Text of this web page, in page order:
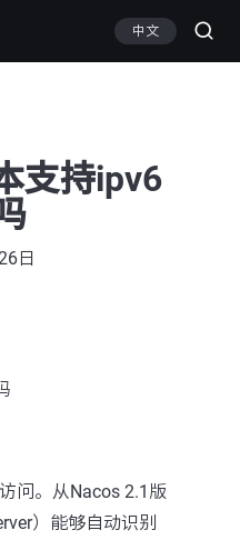
中文
支持ipv6
日
问。从Nacos 2.1版
）能够自动识别